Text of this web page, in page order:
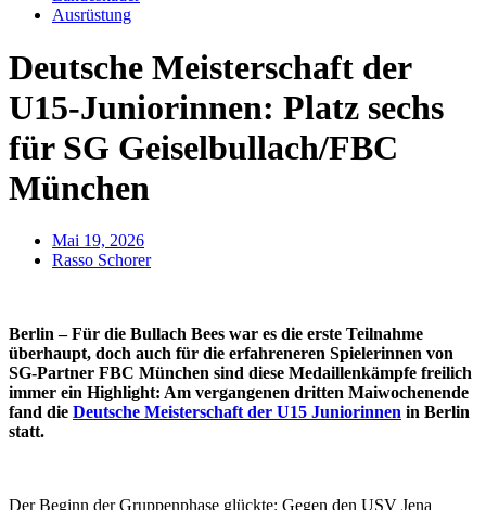
Ausrüstung
Deutsche Meisterschaft der
U15-Juniorinnen: Platz sechs
für SG Geiselbullach/FBC
München
Mai 19, 2026
Rasso Schorer
Berlin – Für die Bullach Bees war es die erste Teilnahme
überhaupt, doch auch für die erfahreneren Spielerinnen von
SG-Partner FBC München sind diese Medaillenkämpfe freilich
immer ein Highlight: Am vergangenen dritten Maiwochenende
fand die Deutsche Meisterschaft der U15 Juniorinnen in Berlin
statt.
Der Beginn der Gruppenphase glückte: Gegen den USV Jena